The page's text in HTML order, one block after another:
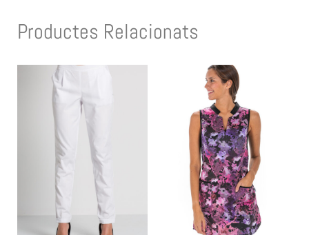
Productes Relacionats